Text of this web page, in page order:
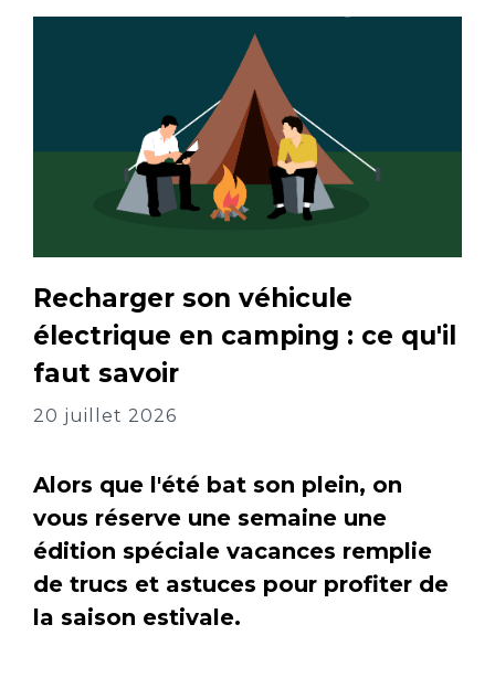
Recharger son véhicule
électrique en camping : ce qu'il
faut savoir
20 juillet 2026
Alors que l'été bat son plein, on
vous réserve une semaine une
édition spéciale vacances remplie
de trucs et astuces pour profiter de
la saison estivale.